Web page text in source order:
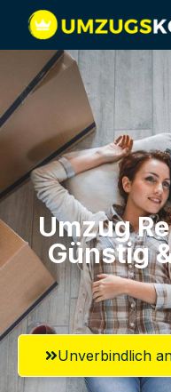
Umzug
Günstig
Unverbindlich